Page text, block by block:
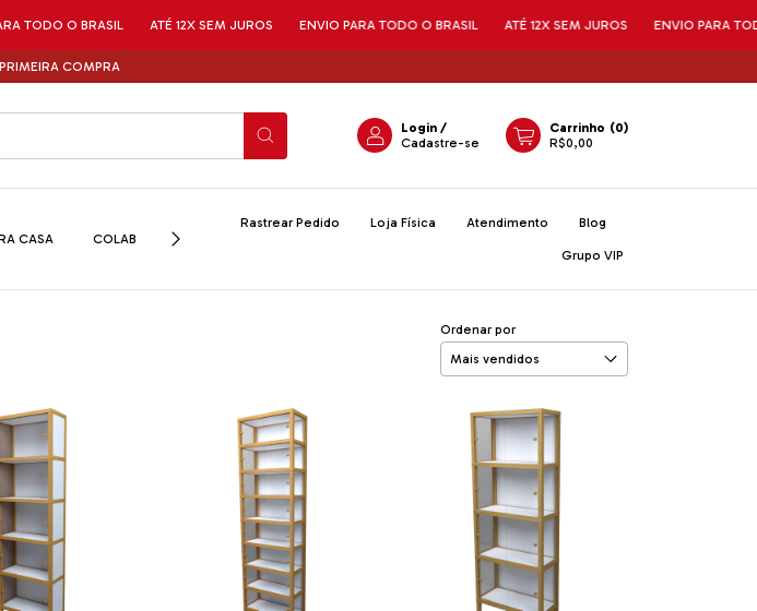
ATÉ 12X SEM JUROS ENVIO PARA TODO O BRASIL ATÉ 12X SEM JUROS ENVIO PARA TODO O BRASIL
COMPRA
Login /
Cadastre-se
Carrinho (0)
R$0,00
CASA COLAB SALDOS
Rastrear Pedido Loja Física Atendimento Blog
Grupo VIP
Ordenar por